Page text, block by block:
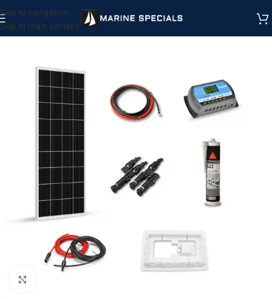
Skip to navigation
Skip to main content